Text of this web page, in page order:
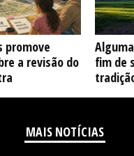
promove
a revisão do
fim de
MAIS NOTÍCIAS